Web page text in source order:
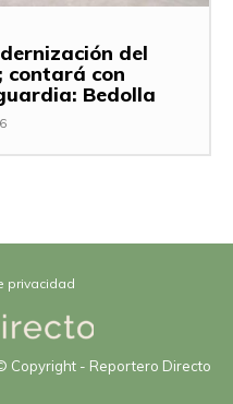
del
contará con
Bedolla
privacidad
Copyright - Reportero Directo